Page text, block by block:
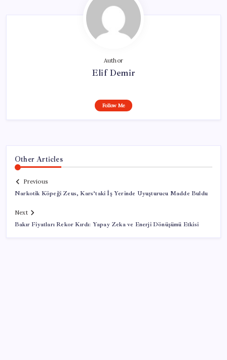
Author
Elif Demir
Follow Me
Other Articles
Previous
Narkotik Köpeği Zeus, Kars’taki İş Yerinde Uyuşturucu Madde Buldu
Next
Bakır Fiyatları Rekor Kırdı: Yapay Zeka ve Enerji Dönüşümü Etkisi